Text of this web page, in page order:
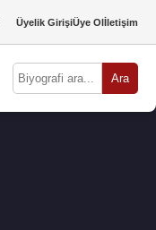
Üyelik GirişiÜye Olİletişim
Ara